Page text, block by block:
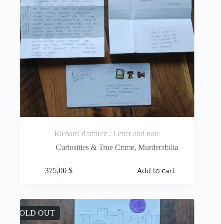
Richard Ramirez : Letter and note
Curiosities & True Crime,Murderabilia
375,00 $ Add to cart
SOLD OUT